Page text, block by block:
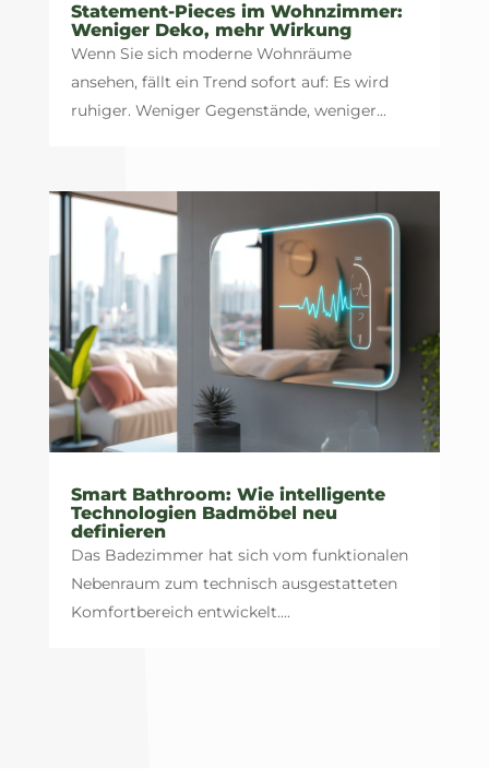
Statement-Pieces im Wohnzimmer:
Weniger Deko, mehr Wirkung
Wenn Sie sich moderne Wohnräume
ansehen, fällt ein Trend sofort auf: Es wird
ruhiger. Weniger Gegenstände, weniger...
Smart Bathroom: Wie intelligente
Technologien Badmöbel neu
definieren
Das Badezimmer hat sich vom funktionalen
Nebenraum zum technisch ausgestatteten
Komfortbereich entwickelt....